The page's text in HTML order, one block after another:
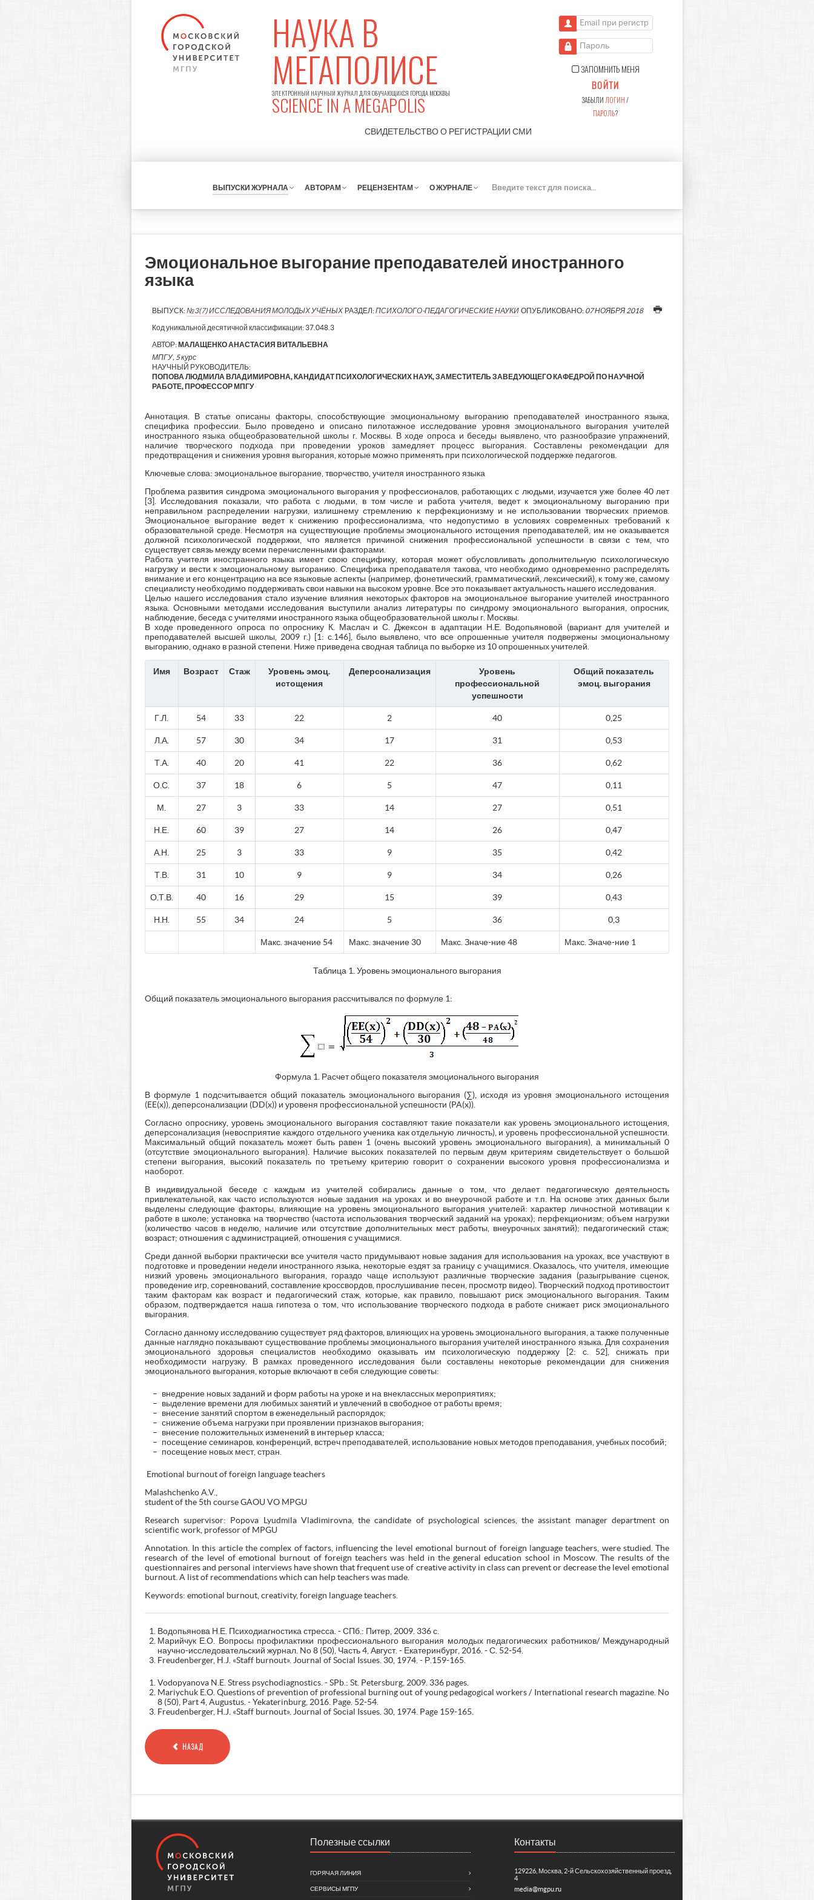
НАУКА В
МЕГАПОЛИСЕ
ЭЛЕКТРОННЫЙ НАУЧНЫЙ ЖУРНАЛ ДЛЯ ОБУЧАЮЩИХСЯ ГОРОДА МОСКВЫ
SCIENCE IN A MEGAPOLIS
СВИДЕТЕЛЬСТВО О РЕГИСТРАЦИИ СМИ
Email при регистрации
Пароль
ЗАПОМНИТЬ МЕНЯ
ВОЙТИ
ЗАБЫЛИ ЛОГИН/
ПАРОЛЬ?
ВЫПУСКИ ЖУРНАЛА АВТОРАМ РЕЦЕНЗЕНТАМ О ЖУРНАЛЕ
К
Эмоциональное выгорание преподавателей иностранного
языка
ВЫПУСК:№3(7) ИССЛЕДОВАНИЯ МОЛОДЫХ УЧЁНЫХ РАЗДЕЛ:ПСИХОЛОГО-ПЕДАГОГИЧЕСКИЕ НАУКИ ОПУБЛИКОВАНО: 07 НОЯБРЯ 2018
Код уникальной десятичной классификации: 37.048.3
АВТОР: МАЛАЩЕНКО АНАСТАСИЯ ВИТАЛЬЕВНА
МПГУ, 5 курс
НАУЧНЫЙ РУКОВОДИТЕЛЬ:
ПОПОВА ЛЮДМИЛА ВЛАДИМИРОВНА, КАНДИДАТ ПСИХОЛОГИЧЕСКИХ НАУК, ЗАМЕСТИТЕЛЬ ЗАВЕДУЮЩЕГО КАФЕДРОЙ ПО НАУЧНОЙ
РАБОТЕ, ПРОФЕССОР МПГУ
Аннотация. В статье описаны факторы, способствующие эмоциональному выгоранию преподавателей иностранного языка,
специфика профессии. Было проведено и описано пилотажное исследование уровня эмоционального выгорания учителей
иностранного языка общеобразовательной школы г. Москвы. В ходе опроса и беседы выявлено, что разнообразие упражнений,
наличие творческого подхода при проведении уроков замедляет процесс выгорания. Составлены рекомендации для
предотвращения и снижения уровня выгорания, которые можно применять при психологической поддержке педагогов.
Ключевые слова: эмоциональное выгорание, творчество, учителя иностранного языка
Проблема развития синдрома эмоционального выгорания у профессионалов, работающих с людьми, изучается уже более 40 лет
[3]. Исследования показали, что работа с людьми, в том числе и работа учителя, ведет к эмоциональному выгоранию при
неправильном распределении нагрузки, излишнему стремлению к перфекционизму и не использовании творческих приемов.
Эмоциональное выгорание ведет к снижению профессионализма, что недопустимо в условиях современных требований к
образовательной среде. Несмотря на существующие проблемы эмоционального истощения преподавателей, им не оказывается
должной психологической поддержки, что является причиной снижения профессиональной успешности в связи с тем, что
существует связь между всеми перечисленными факторами.
Работа учителя иностранного языка имеет свою специфику, которая может обусловливать дополнительную психологическую
нагрузку и вести к эмоциональному выгоранию. Специфика преподавателя такова, что необходимо одновременно распределять
внимание и его концентрацию на все языковые аспекты (например, фонетический, грамматический, лексический), к тому же, самому
специалисту необходимо поддерживать свои навыки на высоком уровне. Все это показывает актуальность нашего исследования.
Целью нашего исследования стало изучение влияния некоторых факторов на эмоциональное выгорание учителей иностранного
языка. Основными методами исследования выступили анализ литературы по синдрому эмоционального выгорания, опросник,
наблюдение, беседа с учителями иностранного языка общеобразовательной школы г. Москвы.
В ходе проведенного опроса по опроснику К. Маслач и С. Джексон в адаптации Н.Е. Водопьяновой (вариант для учителей и
преподавателей высшей школы, 2009 г.) [1: с.146], было выявлено, что все опрошенные учителя подвержены эмоциональному
выгоранию, однако в разной степени. Ниже приведена сводная таблица по выборке из 10 опрошенных учителей.
Имя Возраст Стаж
Уровень эмоц.
истощения
Деперсонализация
Уровень
профессиональной
успешности
Общий показатель
эмоц. выгорания
Г.Л. 54 33 22 2 40 0,25
Л.А. 57 30 34 17 31 0,53
Т.А. 40 20 41 22 36 0,62
О.С. 37 18 6 5 47 0,11
М. 27 3 33 14 27 0,51
Н.Е. 60 39 27 14 26 0,47
А.Н. 25 3 33 9 35 0,42
Т.В. 31 10 9 9 34 0,26
О.Т.В. 40 16 29 15 39 0,43
Н.Н. 55 34 24 5 36 0,3
Макс. значение 54 Макс. значение 30 Макс. Значе-ние 48 Макс. Значе-ние 1
Таблица 1. Уровень эмоционального выгорания
Общий показатель эмоционального выгорания рассчитывался по формуле 1:
Формула 1. Расчет общего показателя эмоционального выгорания
В формуле 1 подсчитывается общий показатель эмоционального выгорания (∑), исходя из уровня эмоционального истощения
(EE(x)), деперсонализации (DD(x)) и уровеня профессиональной успешности (PA(x)).
Согласно опроснику, уровень эмоционального выгорания составляют такие показатели как уровень эмоционального истощения,
деперсонализация (невосприятие каждого отдельного ученика как отдельную личность), и уровень профессиональной успешности.
Максимальный общий показатель может быть равен 1 (очень высокий уровень эмоционального выгорания), а минимальный 0
(отсутствие эмоционального выгорания). Наличие высоких показателей по первым двум критериям свидетельствует о большой
степени выгорания, высокий показатель по третьему критерию говорит о сохранении высокого уровня профессионализма и
наоборот.
В индивидуальной беседе с каждым из учителей собирались данные о том, что делает педагогическую деятельность
привлекательной, как часто используются новые задания на уроках и во внеурочной работе и т.п. На основе этих данных были
выделены следующие факторы, влияющие на уровень эмоционального выгорания учителей: характер личностной мотивации к
работе в школе; установка на творчество (частота использования творческий заданий на уроках); перфекционизм; объем нагрузки
(количество часов в неделю, наличие или отсутствие дополнительных мест работы, внеурочных занятий); педагогический стаж;
возраст; отношения с администрацией, отношения с учащимися.
Среди данной выборки практически все учителя часто придумывают новые задания для использования на уроках, все участвуют в
подготовке и проведении недели иностранного языка, некоторые ездят за границу с учащимися. Оказалось, что учителя, имеющие
низкий уровень эмоционального выгорания, гораздо чаще используют различные творческие задания (разыгрывание сценок,
проведение игр, соревнований, составление кроссвордов, прослушивание песен, просмотр видео). Творческий подход противостоит
таким факторам как возраст и педагогический стаж, которые, как правило, повышают риск эмоционального выгорания. Таким
образом, подтверждается наша гипотеза о том, что использование творческого подхода в работе снижает риск эмоционального
выгорания.
Согласно данному исследованию существует ряд факторов, влияющих на уровень эмоционального выгорания, а также полученные
данные наглядно показывают существование проблемы эмоционального выгорания учителей иностранного языка. Для сохранения
эмоционального здоровья специалистов необходимо оказывать им психологическую поддержку [2: с. 52], снижать при
необходимости нагрузку. В рамках проведенного исследования были составлены некоторые рекомендации для снижения
эмоционального выгорания, которые включают в себя следующие советы:
внедрение новых заданий и форм работы на уроке и на внеклассных мероприятиях;
выделение времени для любимых занятий и увлечений в свободное от работы время;
внесение занятий спортом в еженедельный распорядок;
снижение объема нагрузки при проявлении признаков выгорания;
внесение положительных изменений в интерьер класса;
посещение семинаров, конференций, встреч преподавателей, использование новых методов преподавания, учебных пособий;
посещение новых мест, стран.
Emotional burnout of foreign language teachers
Malashchenko A.V.,
student of the 5th course GAOU VO MPGU
Research supervisor: Popova Lyudmila Vladimirovna, the candidate of psychological sciences, the assistant manager department on
scientific work, professor of MPGU
Annotation. In this article the complex of factors, influencing the level emotional burnout of foreign language teachers, were studied. The
research of the level of emotional burnout of foreign teachers was held in the general education school in Moscow. The results of the
questionnaires and personal interviews have shown that frequent use of creative activity in class can prevent or decrease the level emotional
burnout. A list of recommendations which can help teachers was made.
Keywords: emotional burnout, creativity, foreign language teachers.
Водопьянова Н.Е. Психодиагностика стресса. - СПб.: Питер, 2009. 336 с.
Марийчук Е.О. Вопросы профилактики профессионального выгорания молодых педагогических работников/ Международный
научно-исследовательский журнал. No 8 (50), Часть 4, Август. - Екатеринбург, 2016. - С. 52-54.
Freudenberger, H.J. «Staff burnout». Journal of Social Issues. 30, 1974. - Р.159-165.
Vodopyanova N.E. Stress psychodiagnostics. - SPb.: St. Petersburg, 2009. 336 pages.
Mariychuk E.O. Questions of prevention of professional burning out of young pedagogical workers / International research magazine. No
8 (50), Part 4, Augustus. - Yekaterinburg, 2016. Page. 52-54.
Freudenberger, H.J. «Staff burnout». Journal of Social Issues. 30, 1974. Page 159-165.
НАЗАД
Полезные ссылки
ГОРЯЧАЯ ЛИНИЯ
СЕРВИСЫ МГПУ
Контакты
129226, Москва, 2-й Сельскохозяйственный проезд,
4
media@mgpu.ru